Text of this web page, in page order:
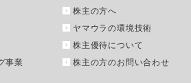
事業
株主の方へ
ヤマウラの環境技術
株主優待について
株主の方のお問い合わせ